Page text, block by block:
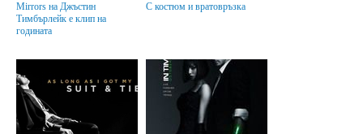
Mirrors на Джъстин
Тимбърлейк е клип на
годината
С костюм и вратовръзка